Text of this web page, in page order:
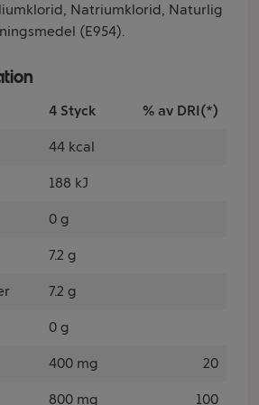
Natriumklorid, Naturlig
(E954).
4 Styck % av DRI(*)
44 kcal
188 kJ
0 g
7.2 g
7.2 g
0 g
400 mg 20
800 mg 100